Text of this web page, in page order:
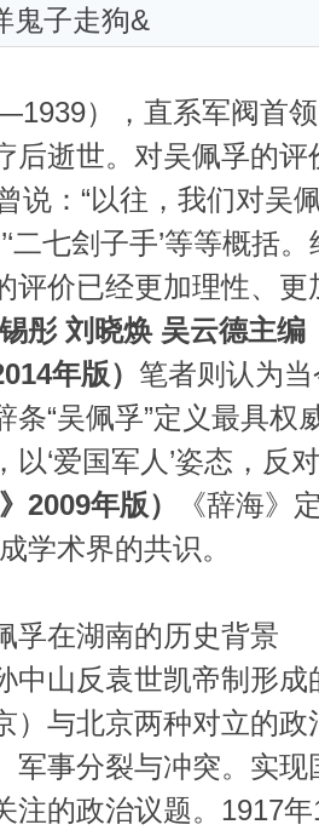
鬼子走狗&
），直系军阀首
后逝世。对吴佩孚的
说：“以往，我们对吴
二七刽子手’等等概括
评价已经更加理性、
锡彤 刘晓焕 吴云德主编
年版） 笔者则认为
条“吴佩孚”定义最具权
以‘爱国军人’姿态，反
2009年版）
《辞海》
学术界的共识。
孚在湖南的历史背景
中山反袁世凯帝制形成
）与北京两种对立的
军事分裂与冲突。实
注的政治议题。1917